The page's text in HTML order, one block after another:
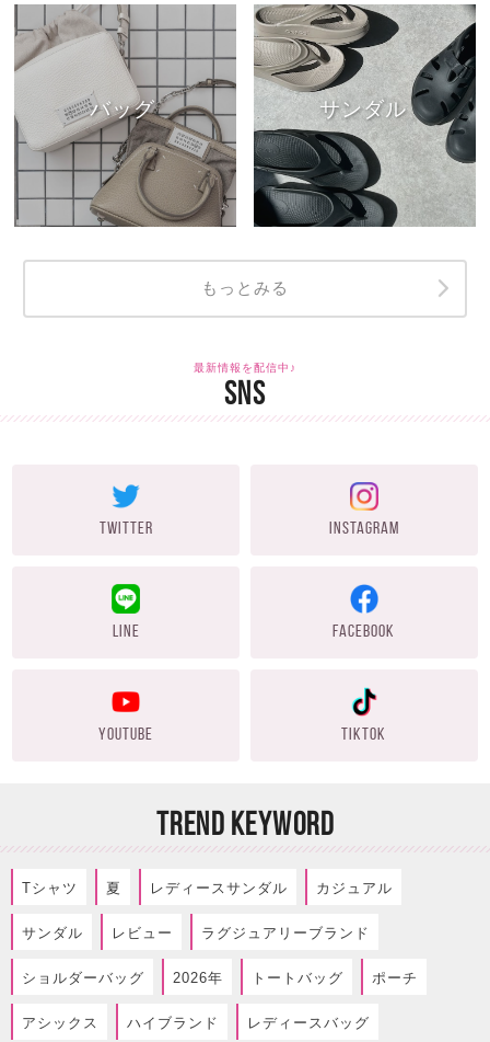
バッグ サンダル
もっとみる
最新情報を配信中♪
SNS
TWITTER INSTAGRAM
LINE FACEBOOK
YOUTUBE TIKTOK
TREND KEYWORD
Tシャツ 夏 レディースサンダル カジュアル
サンダル レビュー ラグジュアリーブランド
ショルダーバッグ 2026年 トートバッグ ポーチ
アシックス ハイブランド レディースバッグ